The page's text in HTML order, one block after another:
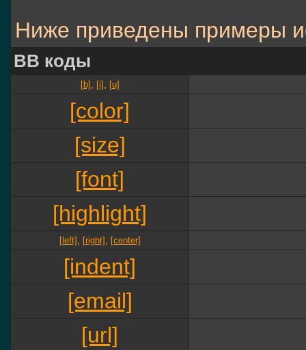
Ниже приведены примеры
BB коды
[b] , [i] , [u]
[color]
[size]
[font]
[highlight]
[left] , [right] , [center]
[indent]
[email]
[url]